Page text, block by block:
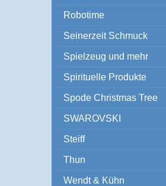
Robotime
Seinerzeit Schmuck
Spielzeug und mehr
Spirituelle Produkte
Spode Christmas Tree
SWAROVSKI
Steiff
Thun
Wendt & Kühn